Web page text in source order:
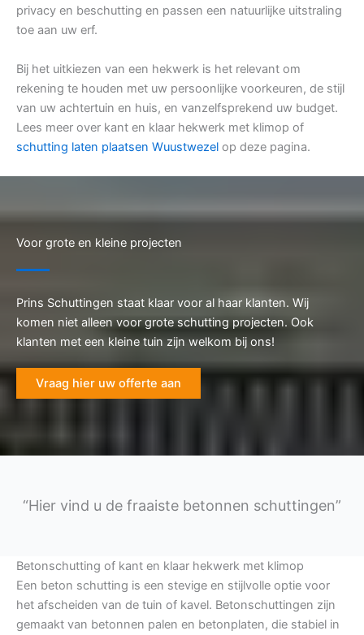
privacy en beschutting en passen een natuurlijke uitstraling
toe aan uw erf.
Bij het uitkiezen van een hekwerk is het relevant om
rekening te houden met uw persoonlijke voorkeuren, de stijl
van uw achtertuin en huis, en vanzelfsprekend uw budget.
Lees meer over kant en klaar hekwerk met klimop of
schutting laten plaatsen Wuustwezel op deze pagina.
Voor grote en kleine projecten
Prins Schuttingen staat klaar voor al haar klanten. Wij
komen niet alleen voor grote schutting projecten. Ook
klanten met een kleine tuin zijn welkom bij ons!
Vraag hier uw offerte aan
“Hier vind u de fraaiste betonnen schuttingen”
Betonschutting of kant en klaar hekwerk met klimop
Een beton schutting is een stevige en stijlvolle optie voor
het afscheiden van de tuin of kavel. Betonschuttingen zijn
gemaakt van betonnen palen en betonplaten, die stabiel in